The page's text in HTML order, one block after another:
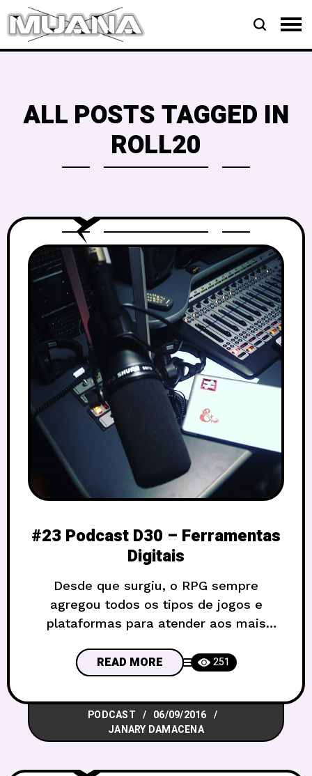
ALL POSTS TAGGED IN
ROLL20
#23 Podcast D30 – Ferramentas
Digitais
Desde que surgiu, o RPG sempre
agregou todos os tipos de jogos e
plataformas para atender aos mais
assunto como esse sem citar um dos
temas que mais mexe com a cabeça
dos nerds: a tecnologia? Pois bem, nos
mais de 40 anos de criação do RPG,
muitas tecnologias
READ MORE 251
PODCAST
06/09/2016
JANARY DAMACENA